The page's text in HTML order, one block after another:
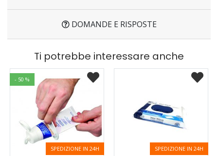
DOMANDE E RISPOSTE
Ti potrebbe interessare anche
- 50 %
SPEDIZIONE IN 24H SPEDIZIONE IN 24H